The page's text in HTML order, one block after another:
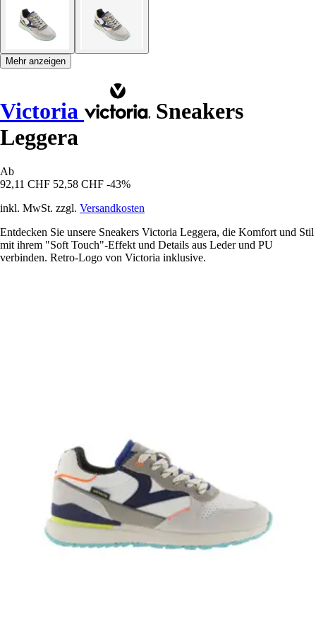
Mehr anzeigen
Victoria
Sneakers
Leggera
Ab
92,11 CHF 52,58 CHF -43%
inkl. MwSt. zzgl. Versandkosten
Entdecken Sie unsere Sneakers Victoria Leggera, die Komfort und Stil
mit ihrem "Soft Touch"-Effekt und Details aus Leder und PU
verbinden. Retro-Logo von Victoria inklusive.